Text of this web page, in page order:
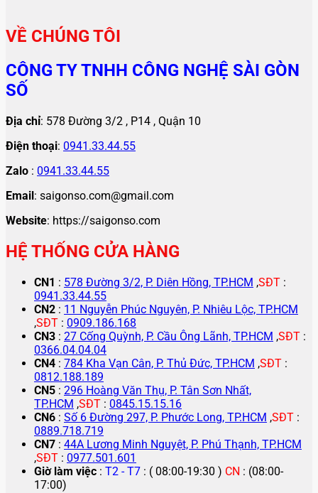
VỀ CHÚNG TÔI
CÔNG TY TNHH CÔNG NGHỆ SÀI GÒN
SỐ
Địa chỉ: 578 Đường 3/2 , P14 , Quận 10
Điện thoại: 0941.33.44.55
Zalo : 0941.33.44.55
Email : saigonso.com@gmail.com
Website: https://saigonso.com
HỆ THỐNG CỬA HÀNG
CN1 : 578 Đường 3/2, P. Diên Hồng, TP.HCM ,SĐT :
0941.33.44.55
CN2 : 11 Nguyễn Phúc Nguyên, P. Nhiêu Lộc, TP.HCM
,SĐT : 0909.186.168
CN3 : 27 Cống Quỳnh, P. Cầu Ông Lãnh, TP.HCM ,SĐT :
0366.04.04.04
CN4 : 784 Kha Vạn Cân, P. Thủ Đức, TP.HCM ,SĐT :
0812.188.189
CN5 : 296 Hoàng Văn Thụ, P. Tân Sơn Nhất,
TP.HCM ,SĐT : 0845.15.15.16
CN6 : Số 6 Đường 297, P. Phước Long, TP.HCM ,SĐT :
0889.718.719
CN7 : 44A Lương Minh Nguyệt, P. Phú Thạnh, TP.HCM
,SĐT : 0977.501.601
Giờ làm việc : T2 - T7 : ( 08:00-19:30 ) CN : (08:00-
17:00)